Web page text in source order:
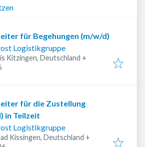
für Begehungen (m/w/d)
Logistikgruppe
Kitzingen, Deutschland +
für die Zustellung
in Teilzeit
Logistikgruppe
Kissingen, Deutschland +